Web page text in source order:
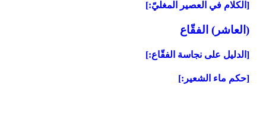
[الكلام في العصير المغليّ:]
(العاشر) الفقّاع‏
[الدليل على نجاسة الفقّاع:]
[حكم ماء الشعير:]